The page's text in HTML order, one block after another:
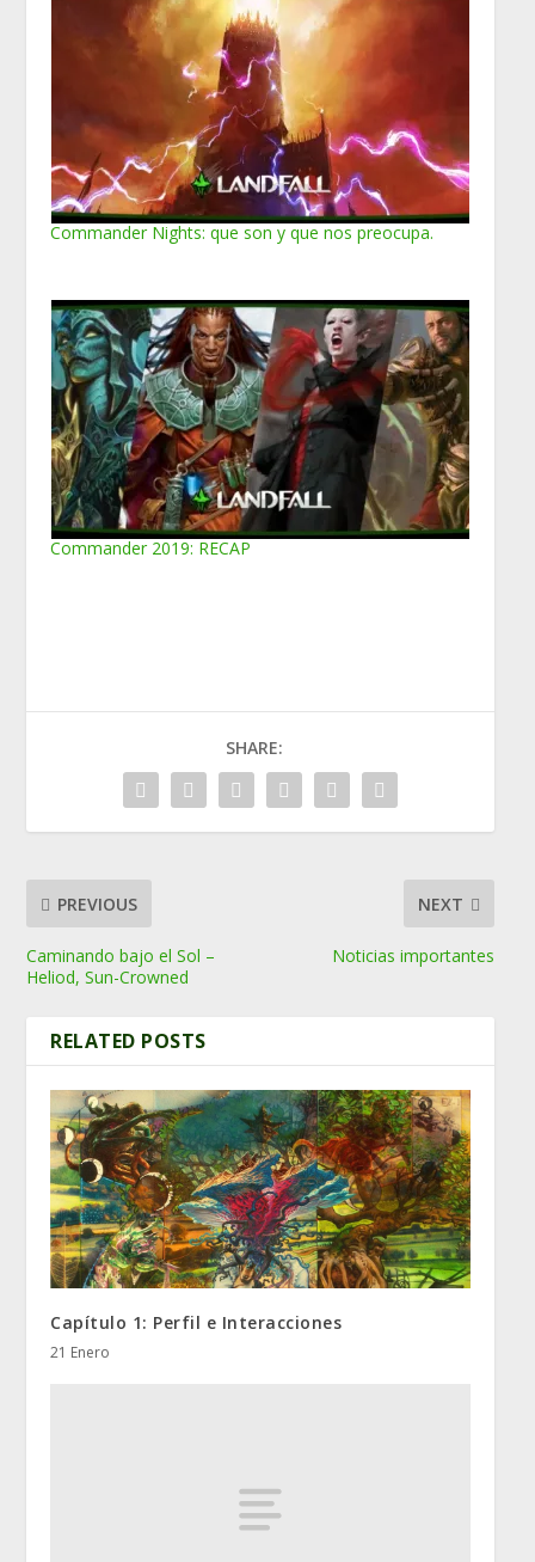
Commander Nights: que son y que nos preocupa.
Commander 2019: RECAP
SHARE:
PREVIOUS
Caminando bajo el Sol –
Heliod, Sun-Crowned
NEXT
Noticias importantes
RELATED POSTS
Capítulo 1: Perfil e Interacciones
21 Enero